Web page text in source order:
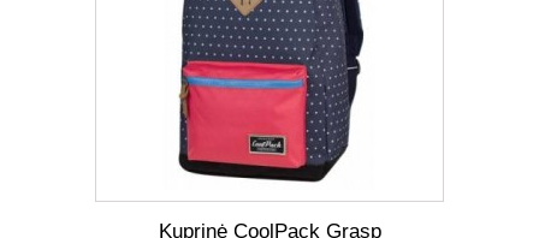
Kuprinė CoolPack Grasp